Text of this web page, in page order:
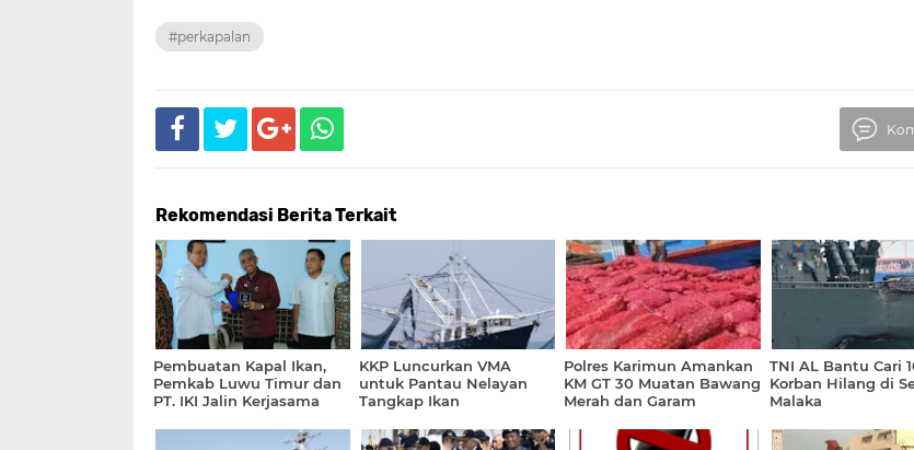
#perkapalan
Rekomendasi Berita Terkait
Pembuatan Kapal Ikan,
Pemkab Luwu Timur dan
PT. IKI Jalin Kerjasama
KKP Luncurkan VMA
untuk Pantau Nelayan
Tangkap Ikan
Polres Karimun Amankan
KM GT 30 Muatan Bawang
Merah dan Garam
TNI AL Bantu Cari
Korban Hilang di
Malaka